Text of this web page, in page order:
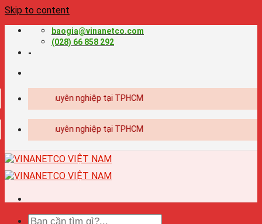
Skip to content
baogia@vinanetco.com
(028) 66 858 292
-
in ấn chuyên nghiệp tại TPHCM
in ấn chuyên nghiệp tại TPHCM